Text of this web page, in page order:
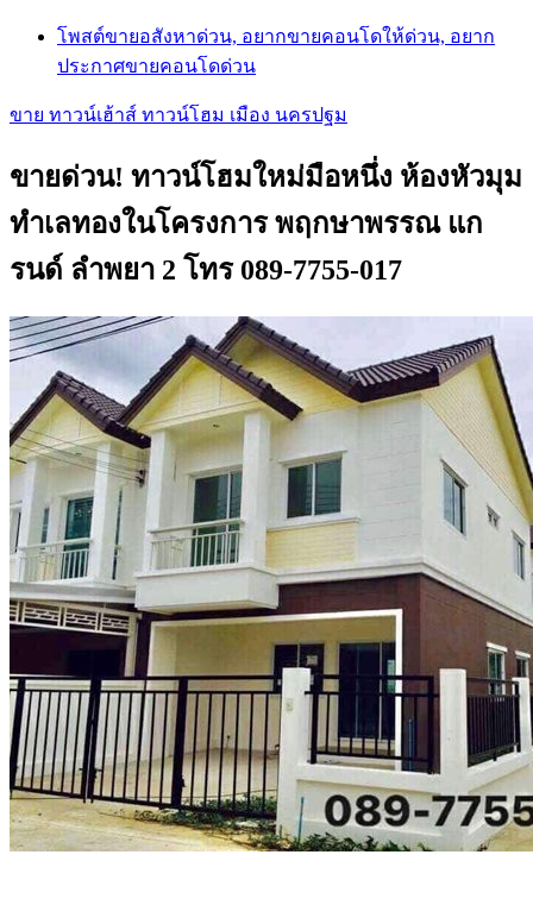
โพสต์ขายอสังหาด่วน, อยากขายคอนโดให้ด่วน, อยาก
ประกาศขายคอนโดด่วน
ขาย ทาวน์เฮ้าส์ ทาวน์โฮม เมือง นครปฐม
ขายด่วน! ทาวน์โฮมใหม่มือหนึ่ง ห้องหัวมุม
ทำเลทองในโครงการ พฤกษาพรรณ แก
รนด์ ลำพยา 2 โทร 089-7755-017